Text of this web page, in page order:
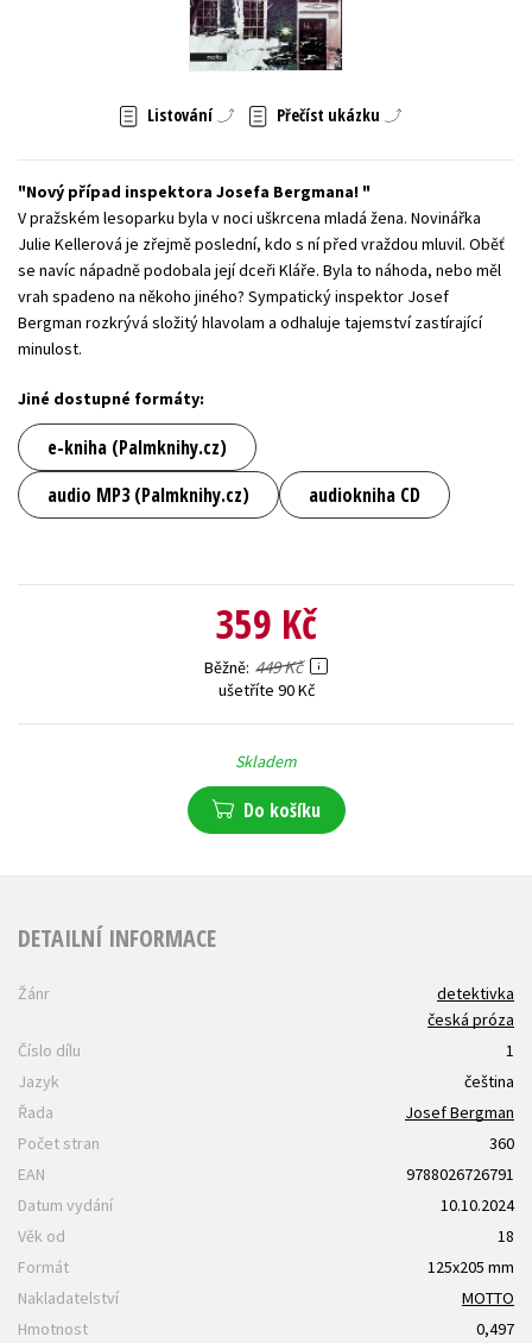
Zahraniční literatura
Listování Přečíst ukázku
Nový případ inspektora Josefa Bergmana!
V pražském lesoparku byla v noci uškrcena mladá žena. Novinářka
Julie Kellerová je zřejmě poslední, kdo s ní před vraždou mluvil. Oběť
se navíc nápadně podobala její dceři Kláře. Byla to náhoda, nebo měl
vrah spadeno na někoho jiného? Sympatický inspektor Josef
Bergman rozkrývá složitý hlavolam a odhaluje tajemství zastírající
minulost.
Jiné dostupné formáty:
e-kniha (Palmknihy.cz)
audio MP3 (Palmknihy.cz)
audiokniha CD
359 Kč
Běžně 449 Kč
ušetříte 90 Kč
Skladem
Do košíku
DETAILNÍ INFORMACE
Žánr
detektivka
česká próza
Číslo dílu
1
Jazyk
čeština
Řada
Josef Bergman
Počet stran
360
EAN
9788026726791
Datum vydání
10.10.2024
Věk od
18
Formát
125x205 mm
Nakladatelství
MOTTO
Hmotnost
0,497